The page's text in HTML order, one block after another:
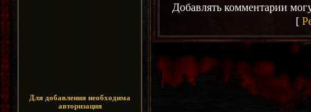
Для добавления необходима
авторизация
Добавлять комментарии
[